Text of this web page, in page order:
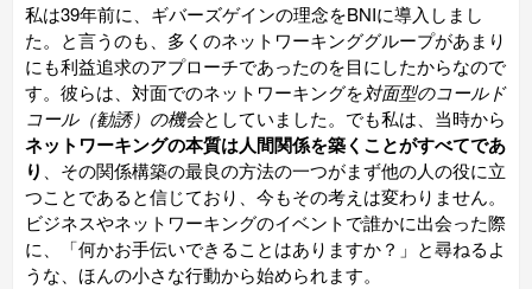
私は39年前に、ギバーズゲインの理念をBNIに導入しまし
た。と言うのも、多くのネットワーキンググループがあまり
にも利益追求のアプローチであったのを目にしたからなので
す。彼らは、対面でのネットワーキングを対面型のコールド
コール（勧誘）の機会としていました。でも私は、当時から
ネットワーキングの本質は人間関係を築くことがすべてであ
り 、その関係構築の最良の方法の一つがまず他の人の役に立
つことであると信じており、今もその考えは変わりません。
ビジネスやネットワーキングのイベントで誰かに出会った際
に、「何かお手伝いできることはありますか？」と尋ねるよ
うな、ほんの小さな行動から始められます。